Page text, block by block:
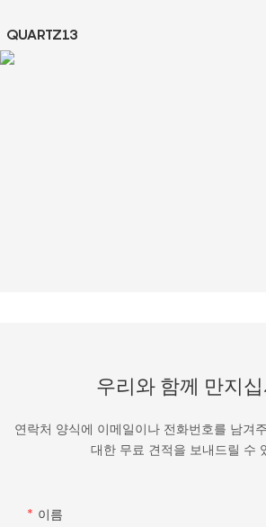
QUARTZ13
우리와 함께 만지
연락처 양식에 이메일이나 전화번호를 남겨
대한 무료 견적을 보내드릴 수
이름